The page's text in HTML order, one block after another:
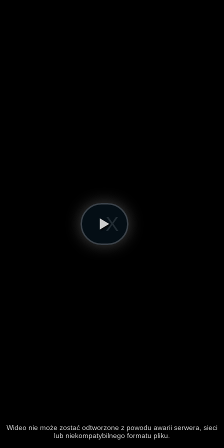
Wideo nie może zostać odtworzone z powodu awarii serwera, sieci
lub niekompatybilnego formatu pliku.